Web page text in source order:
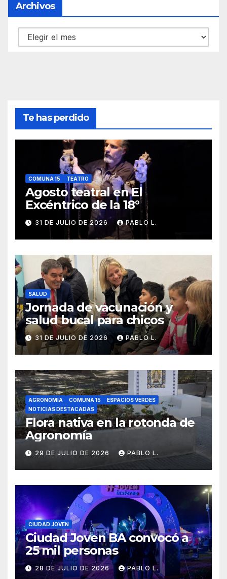
Archivos
Archivos
Te has perdido
COMUNA 15 TEATRO
Agosto teatral en El
Excéntrico de la 18°
31 DE JULIO DE 2026 PABLO L.
SALUD
Jornada de vacunación y
salud bucal para chicos
31 DE JULIO DE 2026 PABLO L.
AGRONOMÍA COMUNA 15
ESPACIOS VERDES
NOTICIAS DESTACADAS
Flora nativa en la rotonda de
Agronomía
29 DE JULIO DE 2026 PABLO L.
CIUDAD JOVEN
Ciudad Joven BA convocó a
25 mil personas
28 DE JULIO DE 2026 PABLO L.